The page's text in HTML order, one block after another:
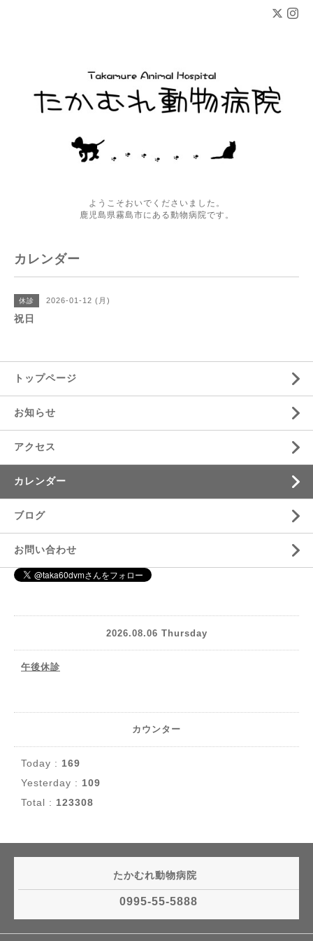
ようこそおいでくださいました。
鹿児島県霧島市にある動物病院です。
カレンダー
休診 2026-01-12 (月)
祝日
トップページ
お知らせ
アクセス
カレンダー
ブログ
お問い合わせ
2026.08.06 Thursday
午後休診
カウンター
Today : 169
Yesterday : 109
Total : 123308
たかむれ動物病院
0995-55-5888